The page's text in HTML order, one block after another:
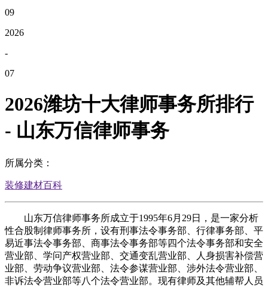
09
2026
-
07
2026潍坊十大律师事务所排行
- 山东万信律师事务
所属分类：
装修建材百科
山东万信律师事务所成立于1995年6月29日，是一家分析
性合股制律师事务所，设有刑事法令事务部、行律事务部、平
易近事法令事务部、商事法令事务部等四个法令事务部和安全
营业部、学问产权营业部、交通变乱营业部、人身损害补偿营
业部、劳动争议营业部、法令参谋营业部、涉外法令营业部、
非诉法令营业部等八个法令营业部。现有律师及其他辅帮人员